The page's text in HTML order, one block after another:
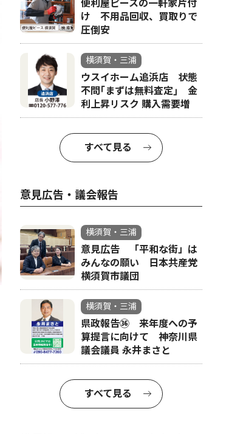
便利屋ピースの一軒家片付
け 不用品回収、買取りで
圧倒安
横須賀・三浦
ウスイホーム追浜店 状態
不問｢まずは無料査定｣ 金
利上昇リスク 購入需要増
すべて見る
意見広告・議会報告
横須賀・三浦
意見広告 「平和な街」は
みんなの願い 日本共産党
横須賀市議団
横須賀・三浦
県政報告㊱ 来年度への予
算提言に向けて 神奈川県
議会議員 永井まさと
すべて見る